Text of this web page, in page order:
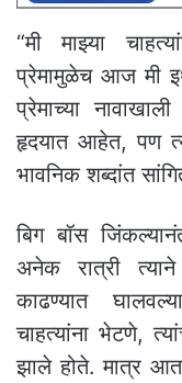
“मी माझ्या
प्रेमामुळेच आज मी
प्रेमाच्या
हृदयात आहेत, पण
भावनिक शब्दांत
बिग बॉस
अनेक रात्री
काढण्यात
चाहत्यांना भेटणे,
झाले होते. मात्र